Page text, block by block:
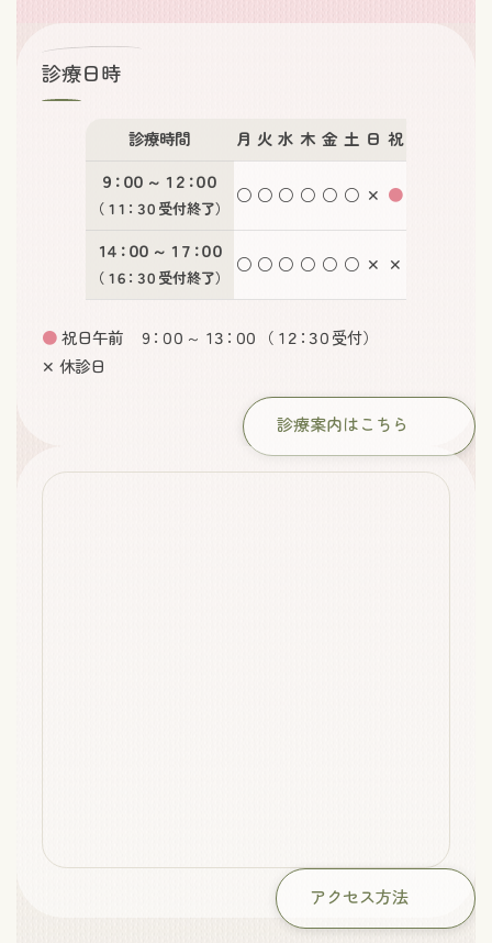
診療日時
診療時間 月 火 水 木 金 土 日 祝
９：００ ～ １２：００
（ １１：３０ 受付終了）
○ ○ ○ ○ ○ ○ ✕ ●
１４：００ ～ １７：００
（ １６：３０ 受付終了）
○ ○ ○ ○ ○ ○ ✕ ✕
●祝日午前 ９：００ ～ １３：００ （ １２：３０ 受付）
✕ 休診日
診療案内はこちら
アクセス方法